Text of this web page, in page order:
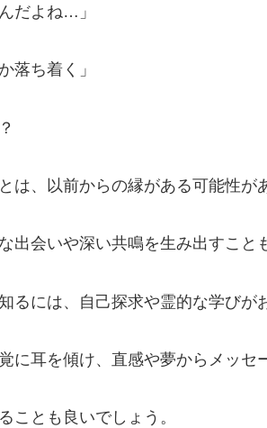
だよね…」
落ち着く」
は、以前からの縁がある可能性が
出会いや深い共鳴を生み出すこと
るには、自己探求や霊的な学びが
に耳を傾け、直感や夢からメッセ
ことも良いでしょう。